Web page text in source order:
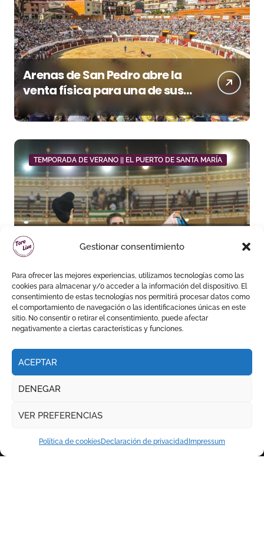
Gestionar consentimiento
Para ofrecer las mejores experiencias, utilizamos tecnologías como las
cookies para almacenar y/o acceder a la información del dispositivo. El
consentimiento de estas tecnologías nos permitirá procesar datos como
el comportamiento de navegación o las identificaciones únicas en este
sitio. No consentir o retirar el consentimiento, puede afectar
negativamente a ciertas características y funciones.
ACEPTAR
DENEGAR
VER PREFERENCIAS
Política de cookiesDeclaración de privacidad Impressum
Arenas de San Pedro abre la
venta física para una de sus
grandes citas del verano
TEMPORADA DE VERANO || EL PUERTO DE SANTA MARÍA
Daniel Crespo reivindica su
sitio con una gran faena y dos
orejas